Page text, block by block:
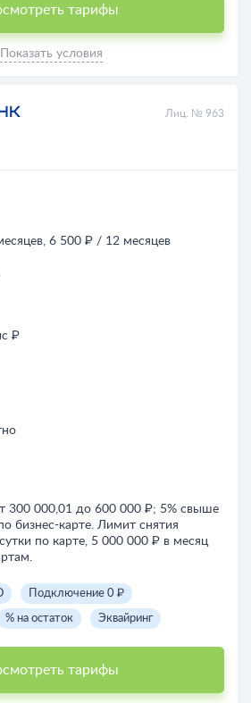
тарифы
Показать условия
Лиц. № 963
6 500 ₽ / 12 месяцев
₽
300 000,01 до 600 000 ₽; 5% свыше
бизнес-карте. Лимит снятия
по карте, 5 000 000 ₽ в месяц
Подключение 0 ₽
% на остаток Эквайринг
тарифы